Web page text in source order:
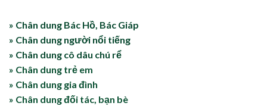
» Chân dung Bác Hồ, Bác Giáp
» Chân dung người nổi tiếng
» Chân dung cô dâu chú rể
» Chân dung trẻ em
» Chân dung gia đình
» Chân dung đối tác, bạn bè